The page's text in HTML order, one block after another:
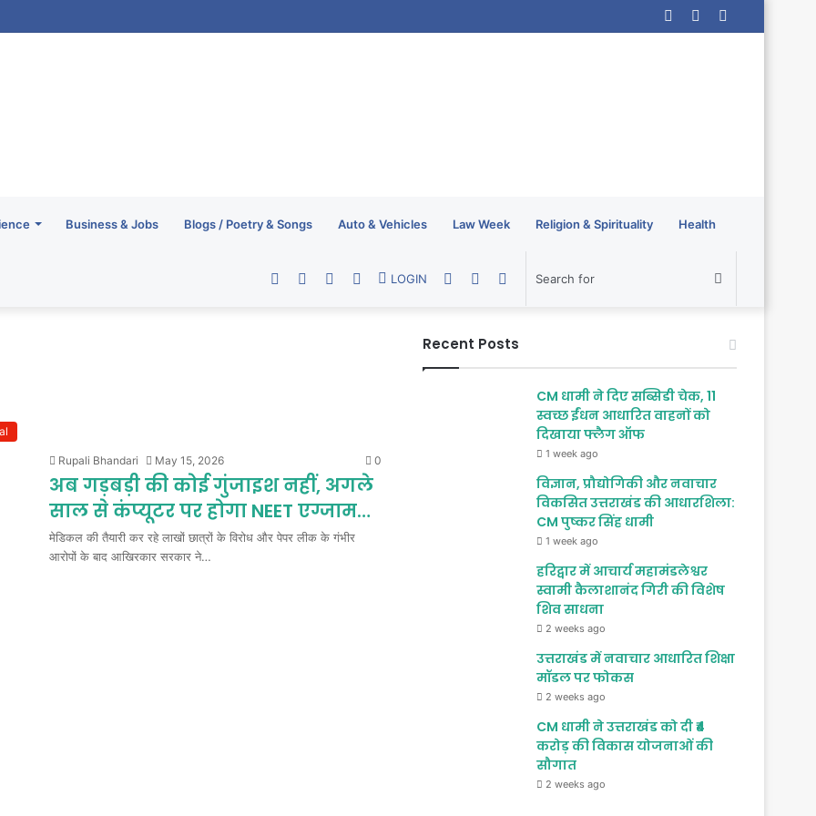
Random
Log
Business & Jobs Blogs / Poetry & Songs Auto & Vehicles Law Week Religion & Spirituality Health
Switch
Sidebar
Random
LOGIN
RSS
YouTube
Twitter
Facebook
Rupali Bhandari May 15, 2026 0
अब गड़बड़ी की कोई गुंजाइश नहीं, अगले
साल से कंप्यूटर पर होगा NEET एग्जाम…
मेडिकल की तैयारी कर रहे लाखों छात्रों के विरोध और पेपर लीक के गंभीर
आरोपों के बाद आखिरकार सरकार ने…
Recent Posts
CM धामी ने दिए सब्सिडी चेक, 11
स्वच्छ ईंधन आधारित वाहनों को
दिखाया फ्लैग ऑफ
1 week ago
विज्ञान, प्रौद्योगिकी और नवाचार
विकसित उत्तराखंड की आधारशिला:
CM पुष्कर सिंह धामी
1 week ago
हरिद्वार में आचार्य महामंडलेश्वर
स्वामी कैलाशानंद गिरी की विशेष
शिव साधना
2 weeks ago
उत्तराखंड में नवाचार आधारित शिक्षा
मॉडल पर फोकस
2 weeks ago
CM धामी ने उत्तराखंड को दी ₹4
करोड़ की विकास योजनाओं की
सौगात
2 weeks ago